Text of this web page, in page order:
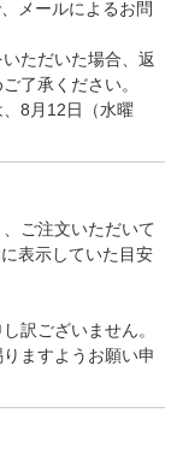
メールによるお問
ただいた場合、返
了承ください。
8月12日（水曜
ご注文いただいて
表示していた目安
訳ございません。
ますようお願い申